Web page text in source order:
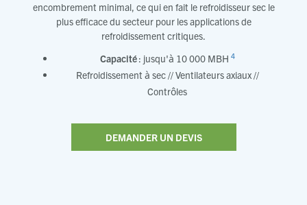
encombrement minimal, ce qui en fait le refroidisseur sec le
plus efficace du secteur pour les applications de
refroidissement critiques.
Capacité: jusqu'à 10 000 MBH 4
Refroidissement à sec // Ventilateurs axiaux //
Contrôles
DEMANDER UN DEVIS